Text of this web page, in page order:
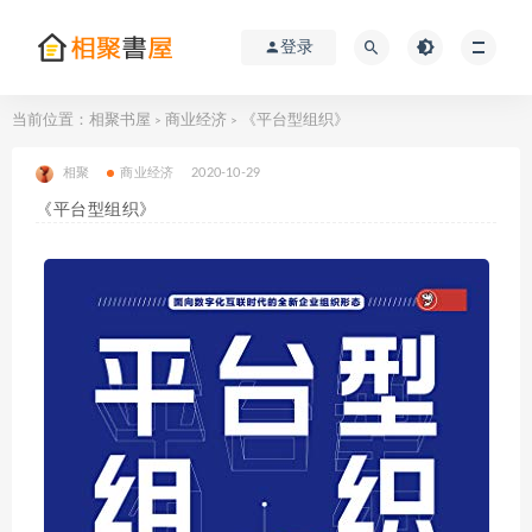
登录
当前位置： 相聚书屋 > 商业经济 > 《平台型组织》
相聚 商业经济 2020-10-29
《平台型组织》